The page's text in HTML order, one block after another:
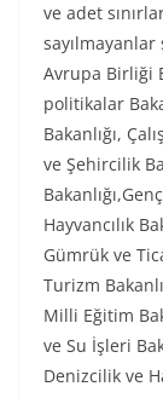
ve adet
sayılmayanlar
Avrupa Birliği
politikalar
Bakanlığı,
ve Şehircilik
Hayvancılık
Gümrük ve
Turizm
Milli Eğitim
ve Su İşleri
Denizcilik ve